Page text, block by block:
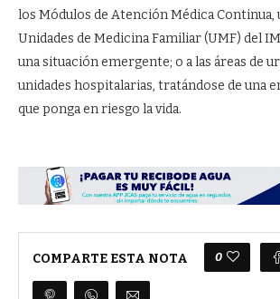
los Módulos de Atención Médica Continua,
Unidades de Medicina Familiar (UMF) del
una situación emergente; o a las áreas de
unidades hospitalarias, tratándose de una
que ponga en riesgo la vida.
COMPARTE ESTA NOTA 0